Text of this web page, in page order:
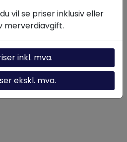
til norsk industri. Med
bistår vi kunder
til komplette
vil se priser inklusiv eller
merverdiavgift.
inkl. mva.
ekskl. mva.